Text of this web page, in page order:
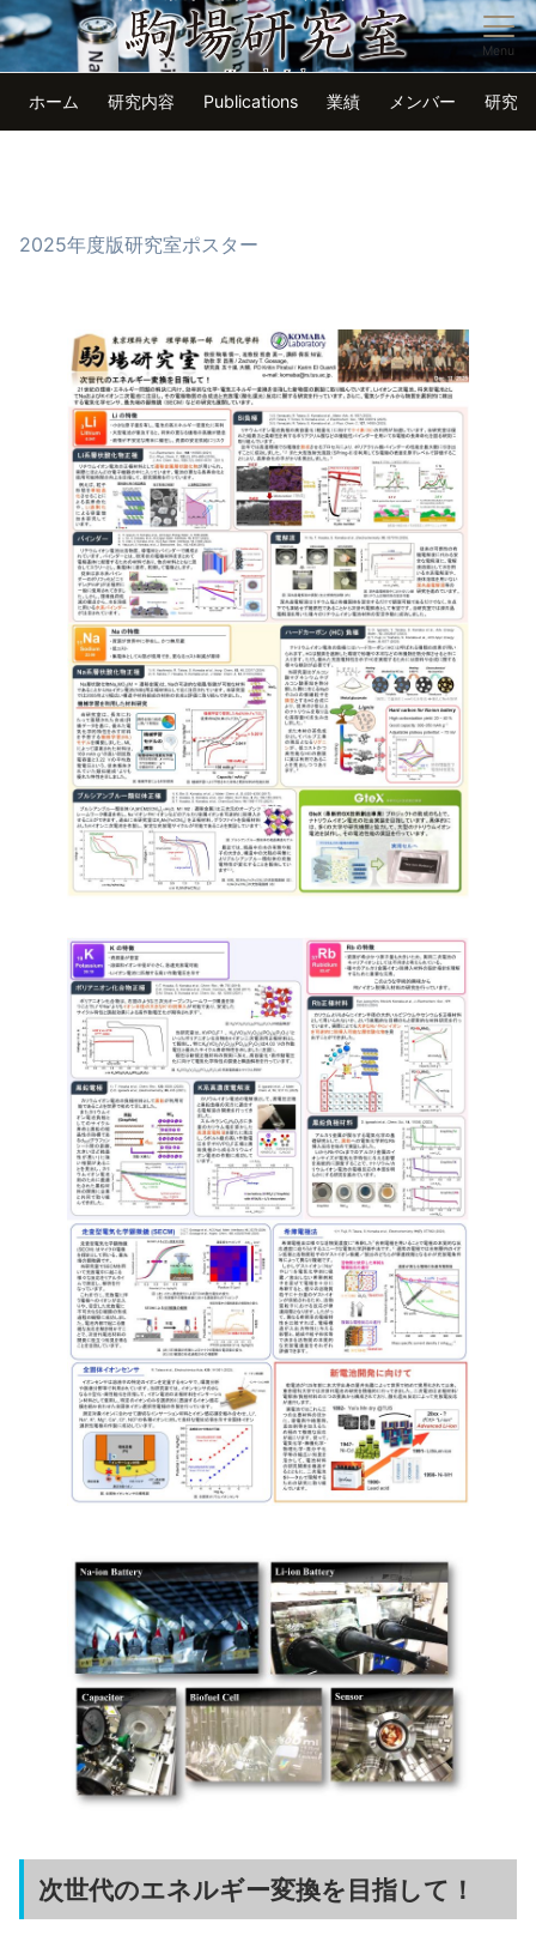
Menu
ホーム 研究内容 Publications 業績 メンバー 研究
2025年度版研究室ポスター
次世代のエネルギー変換を目指して！